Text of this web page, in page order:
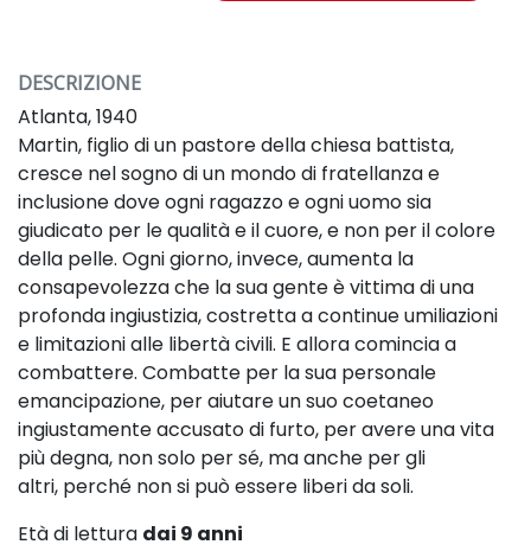
DESCRIZIONE
Atlanta, 1940
Martin, figlio di un pastore della chiesa battista,
cresce nelsogno di un mondo di fratellanza e
inclusione dove ogni ragazzo e ogni uomo sia
giudicato per le qualità e il cuore,e non per il colore
della pelle. Ogni giorno, invece, aumenta la
consapevolezza che la suagente è vittima di una
profonda ingiustizia, costretta acontinue umiliazioni
e limitazioni alle libertà civili. E allora comincia a
combattere. Combatte per la sua personale
emancipazione, per aiutareun suo coetaneo
ingiustamente accusato di furto, per avereuna vita
più degna, non solo per sé, ma anche per gli
altri, perché non si può essere liberi da soli.
Età di lettura dai 9 anni